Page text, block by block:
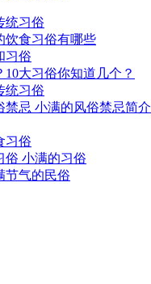
统习俗
饮食习俗有哪些
习俗
大习俗你知道几个？
统习俗
禁忌 小满的风俗禁忌简介
习俗
俗 小满的习俗
节气的民俗